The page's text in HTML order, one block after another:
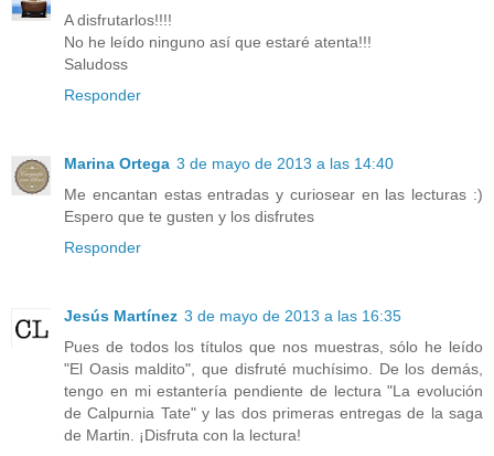
A disfrutarlos!!!!
No he leído ninguno así que estaré atenta!!!
Saludoss
Responder
Marina Ortega 3 de mayo de 2013 a las 14:40
Me encantan estas entradas y curiosear en las lecturas :)
Espero que te gusten y los disfrutes
Responder
Jesús Martínez 3 de mayo de 2013 a las 16:35
Pues de todos los títulos que nos muestras, sólo he leído
"El Oasis maldito", que disfruté muchísimo. De los demás,
tengo en mi estantería pendiente de lectura "La evolución
de Calpurnia Tate" y las dos primeras entregas de la saga
de Martin. ¡Disfruta con la lectura!